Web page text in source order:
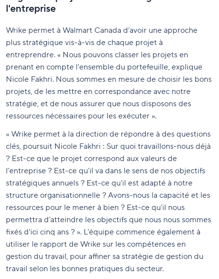
l'entreprise
Wrike permet à Walmart Canada d’avoir une approche
plus stratégique vis-à-vis de chaque projet à
entreprendre. « Nous pouvons classer les projets en
prenant en compte l'ensemble du portefeuille, explique
Nicole Fakhri. Nous sommes en mesure de choisir les bons
projets, de les mettre en correspondance avec notre
stratégie, et de nous assurer que nous disposons des
ressources nécessaires pour les exécuter ».
« Wrike permet à la direction de répondre à des questions
clés, poursuit Nicole Fakhri : Sur quoi travaillons-nous déjà
? Est-ce que le projet correspond aux valeurs de
l’entreprise ? Est-ce qu’il va dans le sens de nos objectifs
stratégiques annuels ? Est-ce qu’il est adapté à notre
structure organisationnelle ? Avons-nous la capacité et les
ressources pour le mener à bien ? Est-ce qu’il nous
permettra d’atteindre les objectifs que nous nous sommes
fixés d'ici cinq ans ? ». L'équipe commence également à
utiliser le rapport de Wrike sur les compétences en
gestion du travail, pour affiner sa stratégie de gestion du
travail selon les bonnes pratiques du secteur.